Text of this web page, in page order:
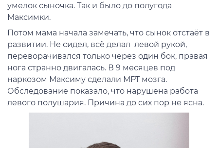
умелок сыночка. Так и было до полугода
Максимки.
Потом мама начала замечать, что сынок отстаёт в
развитии. Не сидел, всё делал левой рукой,
переворачивался только через один бок, правая
нога странно двигалась. В 9 месяцев под
наркозом Максиму сделали МРТ мозга.
Обследование показало, что нарушена работа
левого полушария. Причина до сих пор не ясна.